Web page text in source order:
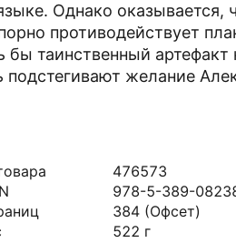
Однако оказывается,
противодействует
бы таинственный артефакт
подстегивают желание
476573
978-5-389-
384 (Офсет)
522 г